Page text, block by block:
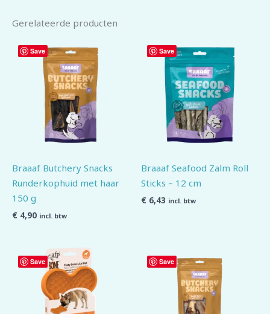
Gerelateerde producten
Save
Braaaf Butchery Snacks
Runderkophuid met haar
150 g
€ 4,90 incl. btw
Save
Braaaf Seafood Zalm Roll
Sticks – 12 cm
€ 6,43 incl. btw
Save Save